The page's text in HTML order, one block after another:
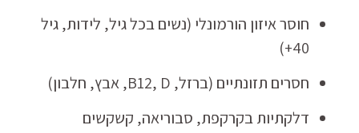
חוסר איזון הורמונלי (נשים בכל גיל, לידות, גיל
40+)
חסרים תזונתיים (ברזל, B12, D, אבץ, חלבון)
דלקתיות בקרקפת, סבוריאה, קשקשים